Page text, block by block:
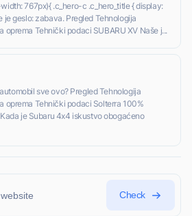
767px){ .c_hero-c .c_hero_title { display:
je geslo: zabava. Pregled Tehnologija
oprema Tehnički podaci SUBARU XV Naše j...
sve ovo? Pregled Tehnologija
oprema Tehnički podaci Solterra 100%
je Subaru 4x4 iskustvo obogaćeno
Check